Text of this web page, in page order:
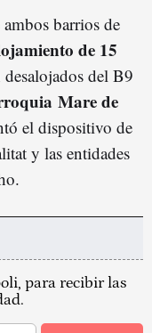
barrios de
de 15
del B9
Mare de
el dispositivo de
y las entidades
para recibir las